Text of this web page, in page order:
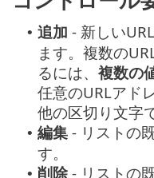
• 追加 - 新しい
ます。複数の
るには、 複数の
任意のURLアド
他の区切り文字
• 編集 - リストの
す。
• 削除 - リストの